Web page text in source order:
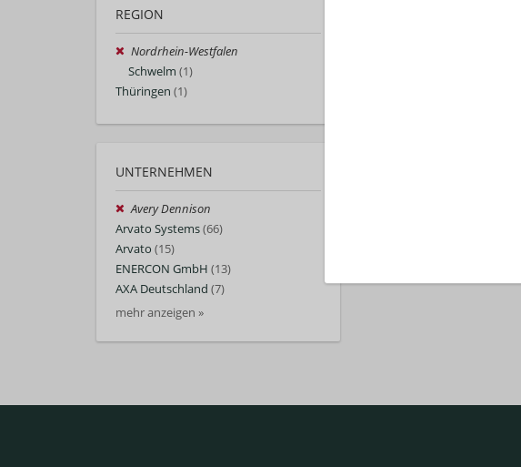
REGION
Nordrhein-Westfalen
Schwelm (1)
Thüringen (1)
UNTERNEHMEN
Avery Dennison
Arvato Systems(66)
Arvato (15)
ENERCON GmbH (13)
AXA Deutschland (7)
mehr anzeigen »